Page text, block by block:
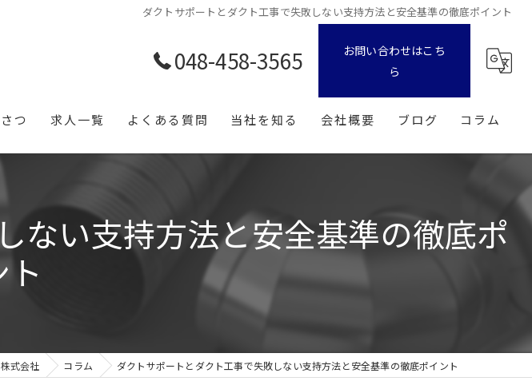
ダクトサポートとダクト工事で失敗しない支持方法と安全基準の徹底ポイント
048-458-3565
お問い合わせはこち
ら
つ 求人一覧 よくある質問 当社を知る
新卒
会社概要 ブログ コラム
ない支持方法と安全基準の徹底ポ
式会社 コラム ダクトサポートとダクト工事で失敗しない支持方法と安全基準の徹底ポイント